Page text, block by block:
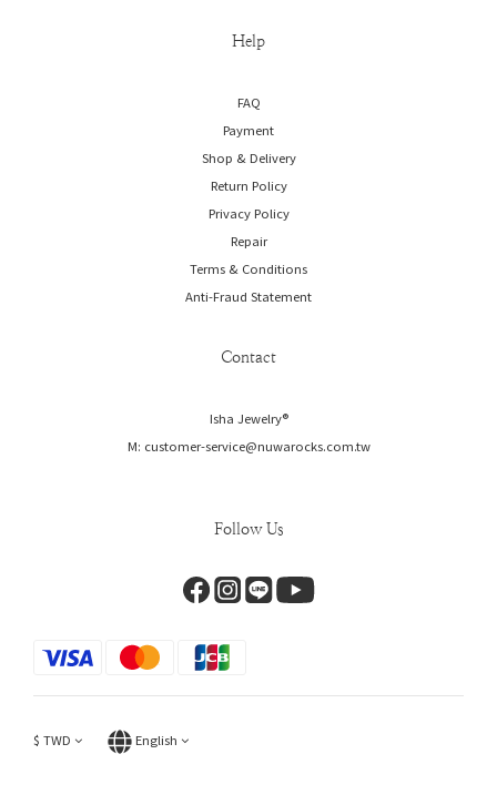
Help
FAQ
Payment
Shop & Delivery
Return Policy
Privacy Policy
Repair
Terms & Conditions
Anti-Fraud Statement
Contact
Isha Jewelry®️
M: customer-service@nuwarocks.com.tw
Follow Us
$ TWD English